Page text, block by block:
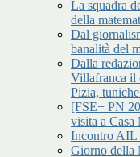
La squadra
della
Dal
banalità del
Dalla
Villafranca il
Pizia,
[FSE+ PN
visita a Casa
Incontro AIL
Giorno della